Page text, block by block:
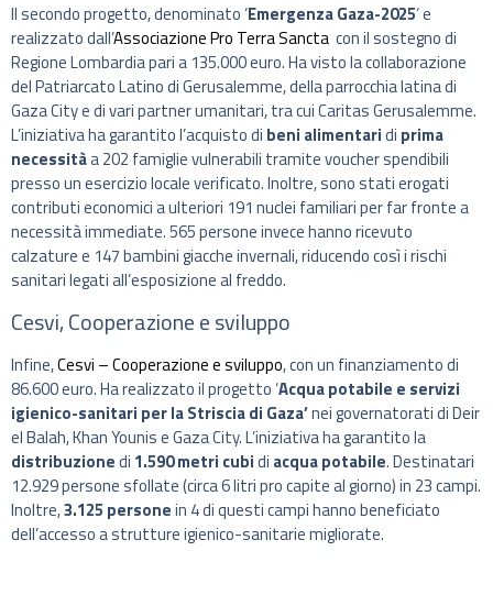
Il secondo progetto, denominato ‘Emergenza Gaza-2025‘ e
realizzato dall’Associazione Pro Terra Sancta con il sostegno di
Regione Lombardia pari a 135.000 euro. Ha visto la collaborazione
del Patriarcato Latino di Gerusalemme, della parrocchia latina di
Gaza City e di vari partner umanitari, tra cui Caritas Gerusalemme.
L’iniziativa ha garantito l’acquisto di beni alimentaridi prima
necessitàa 202 famiglie vulnerabili tramite voucher spendibili
presso un esercizio locale verificato. Inoltre, sono stati erogati
contributi economici a ulteriori 191 nuclei familiari per far fronte a
necessità immediate. 565 persone invece hanno ricevuto
calzature e 147 bambini giacche invernali, riducendo così i rischi
sanitari legati all’esposizione al freddo.
Cesvi, Cooperazione e sviluppo
Infine,Cesvi – Cooperazione e sviluppo, con un finanziamento di
86.600 euro. Ha realizzato il progetto ‘Acqua potabile e servizi
igienico-sanitari per la Striscia di Gaza’nei governatorati di Deir
el Balah, Khan Younis e Gaza City. L’iniziativa ha garantito la
distribuzionedi 1.590 metri cubidi acqua potabile. Destinatari
12.929 persone sfollate (circa 6 litri pro capite al giorno) in 23 campi.
Inoltre,3.125 personein 4 di questi campi hanno beneficiato
dell’accesso a strutture igienico-sanitarie migliorate.